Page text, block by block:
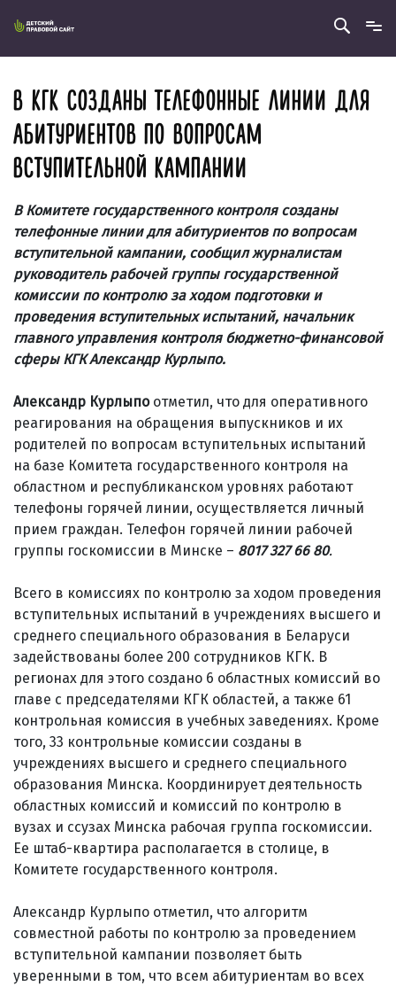
В КГК СОЗДАНЫ ТЕЛЕФОННЫЕ ЛИНИИ ДЛЯ
АБИТУРИЕНТОВ ПО ВОПРОСАМ
ВСТУПИТЕЛЬНОЙ КАМПАНИИ
В Комитете государственного контроля созданы
телефонные линии для абитуриентов по вопросам
вступительной кампании, сообщил журналистам
руководитель рабочей группы государственной
комиссии по контролю за ходом подготовки и
проведения вступительных испытаний, начальник
главного управления контроля бюджетно-финансовой
сферы КГК Александр Курлыпо.
Александр Курлыпоотметил, что для оперативного
реагирования на обращения выпускников и их
родителей по вопросам вступительных испытаний
на базе Комитета государственного контроля на
областном и республиканском уровнях работают
телефоны горячей линии, осуществляется личный
прием граждан. Телефон горячей линии рабочей
группы госкомиссии в Минске – 8017 327 66 80.
Всего в комиссиях по контролю за ходом проведения
вступительных испытаний в учреждениях высшего и
среднего специального образования в Беларуси
задействованы более 200 сотрудников КГК. В
регионах для этого создано 6 областных комиссий во
главе с председателями КГК областей, а также 61
контрольная комиссия в учебных заведениях. Кроме
того, 33 контрольные комиссии созданы в
учреждениях высшего и среднего специального
образования Минска. Координирует деятельность
областных комиссий и комиссий по контролю в
вузах и ссузах Минска рабочая группа госкомиссии.
Ее штаб-квартира располагается в столице, в
Комитете государственного контроля.
Александр Курлыпо отметил, что алгоритм
совместной работы по контролю за проведением
вступительной кампании позволяет быть
уверенными в том, что всем абитуриентам во всех